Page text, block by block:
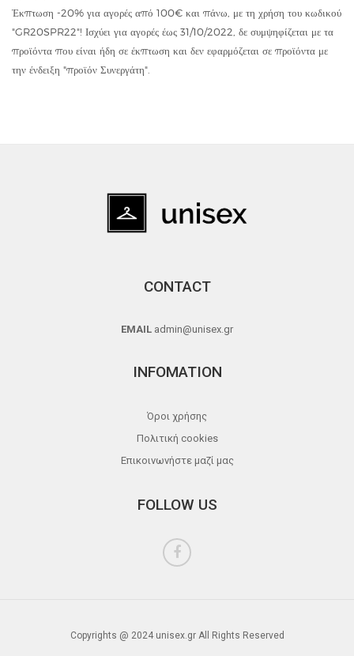
Έκπτωση -20% για αγορές από 100€ και πάνω, με τη χρήση του κωδικού
"GR20SPR22"! Ισχύει για αγορές έως 31/10/2022, δε συμψηφίζεται με τα
προϊόντα που είναι ήδη σε έκπτωση και δεν εφαρμόζεται σε προϊόντα με
την ένδειξη "προϊόν Συνεργάτη".
CONTACT
EMAIL admin@unisex.gr
INFOMATION
Όροι χρήσης
Πολιτική cookies
Επικοινωνήστε μαζί μας
FOLLOW US
Copyrights @ 2024 unisex.gr All Rights Reserved